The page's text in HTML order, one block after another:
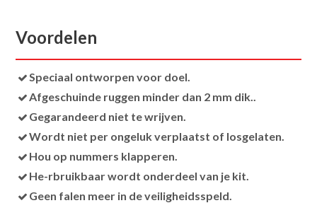
Voordelen
Speciaal ontworpen voor doel.
Afgeschuinde ruggen minder dan 2 mm dik..
Gegarandeerd niet te wrijven.
Wordt niet per ongeluk verplaatst of losgelaten.
Hou op nummers klapperen.
He-rbruikbaar wordt onderdeel van je kit.
Geen falen meer in de veiligheidsspeld.